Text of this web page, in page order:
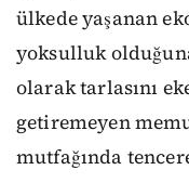
ülkede yaşanan
yoksulluk
olarak tarlasını
getiremeyen
mutfağında